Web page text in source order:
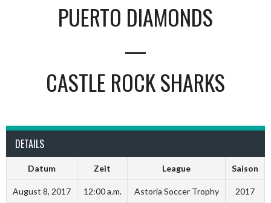
PUERTO DIAMONDS
—
CASTLE ROCK SHARKS
DETAILS
Datum Zeit League Saison
August 8, 2017 12:00 a.m. Astoria Soccer Trophy 2017